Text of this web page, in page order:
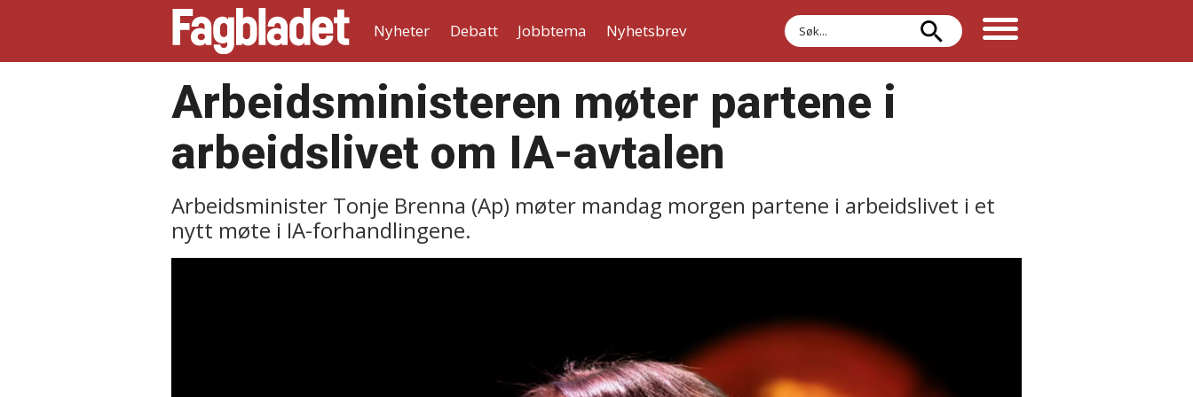
Nyheter Debatt Jobbtema Nyhetsbrev
Søk
Arbeidsministeren møter partene i
arbeidslivet om IA-avtalen
Arbeidsminister Tonje Brenna (Ap) møter mandag morgen partene i arbeidslivet i et
nytt møte i IA-forhandlingene.